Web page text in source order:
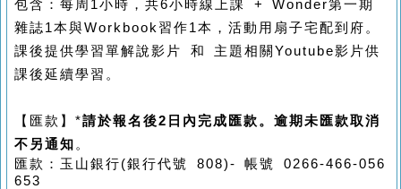
包含：每周1小時，共6小時線上課 + Wonder第一期
雜誌1本與Workbook習作1本，活動用扇子宅配到府。
課後提供學習單解說影片 和 主題相關Youtube影片供
課後延續學習。
【匯款】*請於報名後2日內完成匯款。逾期未匯款取消
不另通知 。
匯款：玉山銀行(銀行代號 808)-帳號
0266-466-056
653